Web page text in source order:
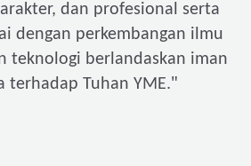
dan profesional serta
dengan perkembangan ilmu
teknologi berlandaskan iman
terhadap Tuhan YME."